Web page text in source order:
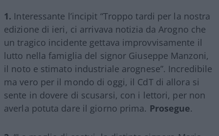
1. Interessante l’incipit “Troppo tardi per la nostra
edizione di ieri, ci arrivava notizia da Arogno che
un tragico incidente gettava improvvisamente il
lutto nella famiglia del signor Giuseppe Manzoni,
il noto e stimato industriale arognese”. Incredibile
ma vero per il mondo di oggi, il CdT di allora si
sente in dovere di scusarsi, con i lettori, per non
averla potuta dare il giorno prima. Prosegue.